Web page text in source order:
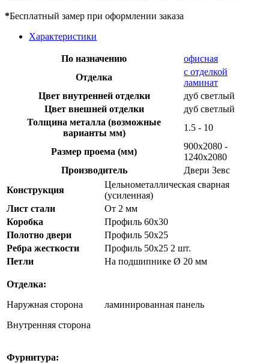
*Бесплатный замер при оформлении заказа
Характеристики
По назначению
офисная
Отделка
с отделкой
ламинат
Цвет внутренней отделки
дуб светлый
Цвет внешней отделки
дуб светлый
Толщина металла (возможные
варианты мм)
1.5 - 10
Размер проема (мм)
900х2080 -
1240х2080
Производитель
Двери Зевс
Конструкция
Цельнометаллическая сварная
(усиленная)
Лист стали
От 2 мм
Коробка
Профиль 60х30
Полотно двери
Профиль 50х25
Ребра жесткости
Профиль 50х25 2 шт.
Петли
На подшипнике Ø 20 мм
Отделка:
Наружная сторона
Внутренняя сторона
ламинированная панель
Фурнитура: